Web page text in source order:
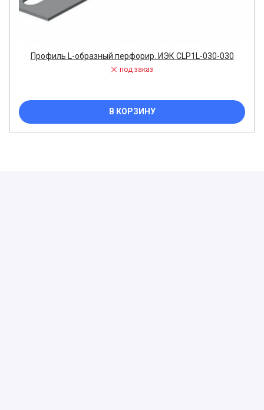
Профиль L-образный перфорир. ИЭК CLP1L-030-030
под заказ
В КОРЗИНУ